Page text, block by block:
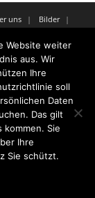
uns
Bilder
WordPress.
Website weiter
aus. Wir
Ihre
soll
Daten
Das gilt
kommen. Sie
Ihre
Sie schützt.